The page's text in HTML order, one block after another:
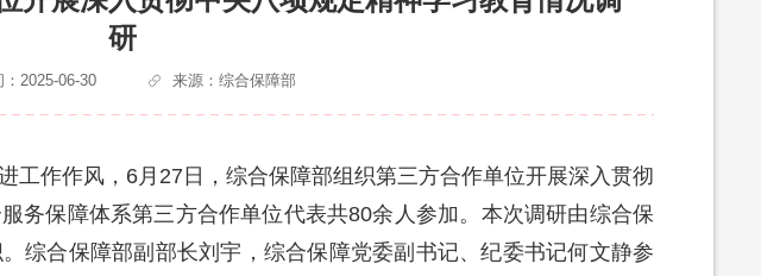
研
：2025-06-30 来源：综合保障部
工作作风，6月27日，综合保障部组织第三方合作单位开展深入贯彻
务保障体系第三方合作单位代表共80余人参加。本次调研由综合保
综合保障部副部长刘宇，综合保障党委副书记、纪委书记何文静参